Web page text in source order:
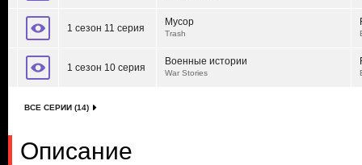
1 сезон 11 серия
Мусор
Trash
1 сезон 10 серия
Военные истории
War Stories
ВСЕ СЕРИИ (14)
Описание